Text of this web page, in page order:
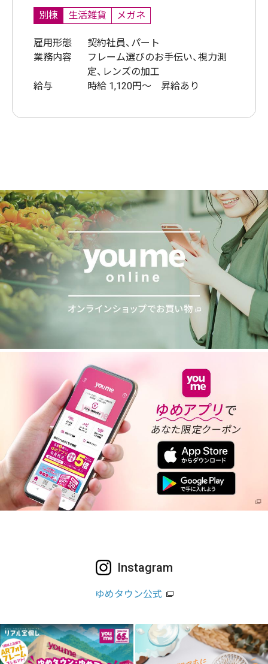
別棟 生活雑貨 メガネ
雇用形態
契約社員、パート
業務内容
フレーム選びのお手伝い、視力測
定、レンズの加工
給与
時給 1,120円～ 昇給あり
Instagram
ゆめタウン公式